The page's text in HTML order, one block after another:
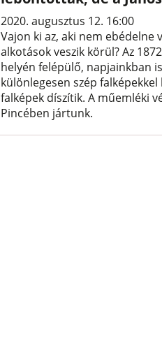
2020. augusztus 12. 16:00
Vajon ki az, aki nem ebédelne
alkotások veszik körül? Az
helyén felépülő, napjainkban
különlegesen szép
falképek díszítik. A műemléki
Pincében jártunk.